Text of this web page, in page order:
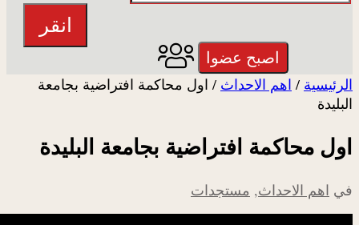
انقر
اصبح عضوا
الرئيسية / اهم الاحداث / اول محاكمة افتراضية بجامعة
البليدة
اول محاكمة افتراضية بجامعة البليدة
في اهم الاحداث, مستجدات